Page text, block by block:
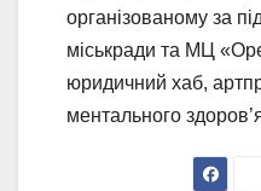
організованому за
міськради та МЦ
юридичний хаб,
ментального